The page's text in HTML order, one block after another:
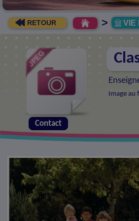
RETOUR > VIE
Image
Contact